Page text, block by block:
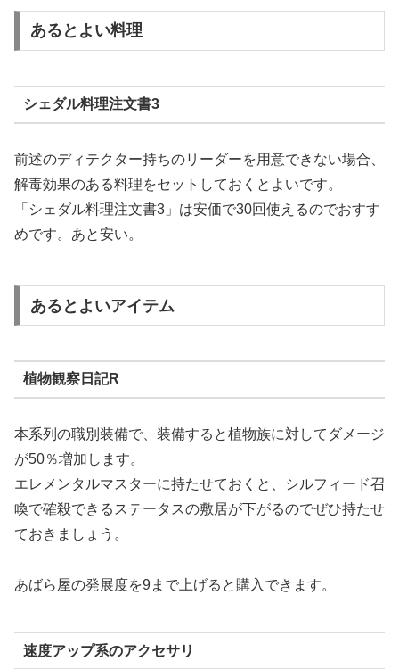
あるとよい料理
シェダル料理注文書3
前述のディテクター持ちのリーダーを用意できない場合、
解毒効果のある料理をセットしておくとよいです。
「シェダル料理注文書3」は安価で30回使えるのでおすす
めです。あと安い。
あるとよいアイテム
植物観察日記R
本系列の職別装備で、装備すると植物族に対してダメージ
が50％増加します。
エレメンタルマスターに持たせておくと、シルフィード召
喚で確殺できるステータスの敷居が下がるのでぜひ持たせ
ておきましょう。
あばら屋の発展度を9まで上げると購入できます。
速度アップ系のアクセサリ